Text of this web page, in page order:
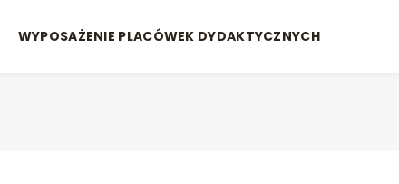
WYPOSAŻENIE PLACÓWEK DYDAKTYCZNYCH